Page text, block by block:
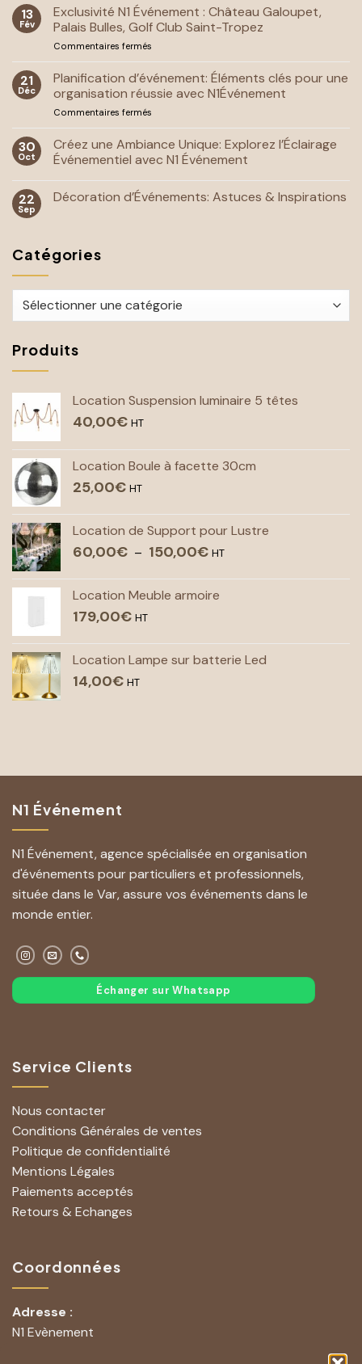
spectacle
lumineux
et
scéniques
pour
des
13
Fév
Exclusivité N1 Événement : Château Galoupet,
Palais Bulles, Golf Club Saint-Tropez
Commentaires fermés
Exclusivité
N1
Événement
:
Galoupet,
Palais
Bulles,
Club
Saint-
21
Déc
Planification d’événement: Éléments clés pour une
organisation réussie avec N1Événement
Commentaires fermés
Planification
d’événement:
Éléments
clés
pour
une
30
Oct
Créez une Ambiance Unique: Explorez l’Éclairage
Événementiel avec N1 Événement
sur
Explorez
l’Éclairage
N1
Événement
22
Sep
Décoration d’Événements: Astuces & Inspirations
d’Événements:
Astuces
Catégories
Catégories
Produits
Location Suspension luminaire 5 têtes
40,00€ HT
Location Boule à facette 30cm
25,00€ HT
Location de Support pour Lustre
60,00€ – 150,00€Plage
prix :
60,00€
HT
Location Meuble armoire
179,00€ HT
Location Lampe sur batterie Led
14,00€ HT
N1 Événement
N1 Événement, agence spécialisée en organisation
d'événements pour particuliers et professionnels,
située dans le Var, assure vos événements dans le
monde entier.
Échanger sur Whatsapp
Service Clients
Nous contacter
Conditions Générales de ventes
Politique de confidentialité
Mentions Légales
Paiements acceptés
Retours & Echanges
Coordonnées
Adresse :
N1 Evènement